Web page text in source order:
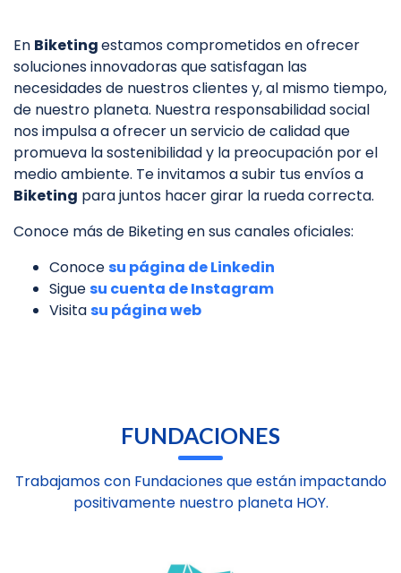
En Biketingestamos comprometidos en ofrecer
soluciones innovadoras que satisfagan las
necesidades de nuestros clientes y, al mismo tiempo,
de nuestro planeta. Nuestra responsabilidad social
nos impulsa a ofrecer un servicio de calidad que
promueva la sostenibilidad y la preocupación por el
medio ambiente. Te invitamos a subir tus envíos a
Biketing para juntos hacer girar la rueda correcta.
Conoce más de Biketing en sus canales oficiales:
Conocesu página de Linkedin
Siguesu cuenta de Instagram
Visitasu página web
FUNDACIONES
Trabajamos con Fundaciones que están impactando
positivamente nuestro planeta HOY.